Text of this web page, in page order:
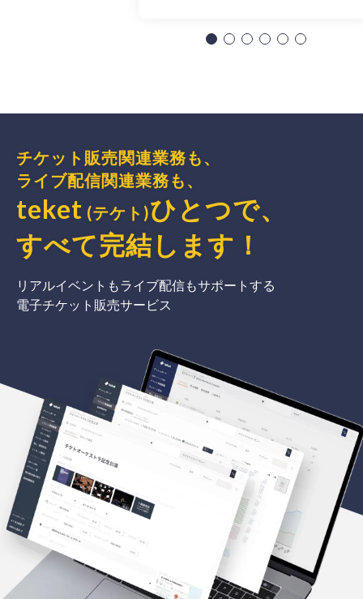
チケット販売関連業務も、
ライブ配信関連業務も、
teket (テケト)ひとつで、
すべて完結 します ！
リアルイベントもライブ配信もサポートする
電子チケット販売サービス